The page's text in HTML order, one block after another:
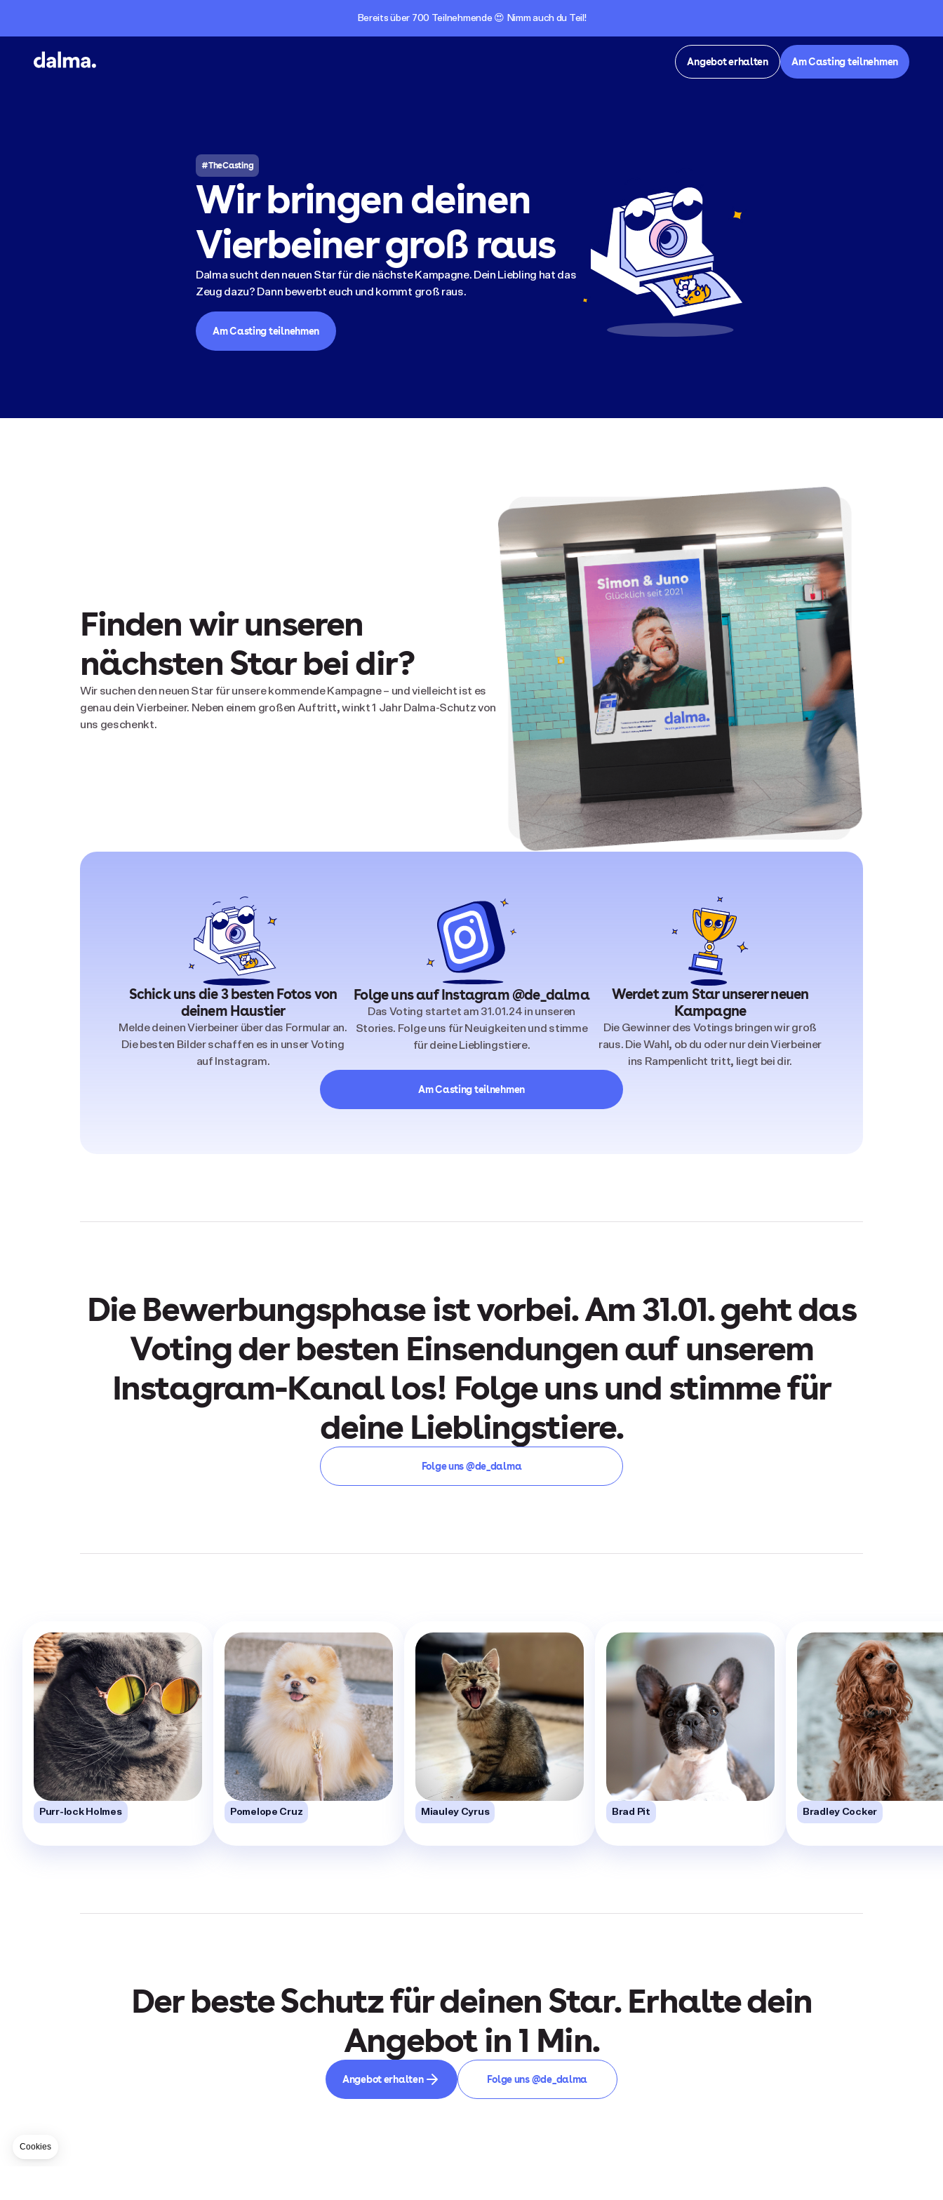
Bereits über 700 Teilnehmende 😍 Nimm auch du Teil!
Angebot erhalten Am Casting teilnehmen
#TheCasting
Wir bringen deinen
Vierbeiner groß raus
Dalma sucht den neuen Star für die nächste Kampagne. Dein Liebling hat das
Zeug dazu? Dann bewerbt euch und kommt groß raus.
Am Casting teilnehmen
Finden wir unseren
nächsten Star bei dir?
Wir suchen den neuen Star für unsere kommende Kampagne – und vielleicht ist es
genau dein Vierbeiner. Neben einem großen Auftritt, winkt 1 Jahr Dalma-Schutz von
uns geschenkt.
Schick uns die 3 besten Fotos von
deinem Haustier
Melde deinen Vierbeiner über das Formular an.
Die besten Bilder schaffen es in unser Voting
auf Instagram.
Folge uns auf Instagram @de_dalma
Das Voting startet am 31.01.24 in unseren
Stories. Folge uns für Neuigkeiten und stimme
für deine Lieblingstiere.
Werdet zum Star unserer neuen
Kampagne
Die Gewinner des Votings bringen wir groß
raus. Die Wahl, ob du oder nur dein Vierbeiner
ins Rampenlicht tritt, liegt bei dir.
Am Casting teilnehmen
Die Bewerbungsphase ist vorbei. Am 31.01. geht das
Voting der besten Einsendungen auf unserem
Instagram-Kanal los! Folge uns und stimme für
deine Lieblingstiere.
Folge uns @de_dalma
Purr-lock Holmes Pomelope Cruz Miauley Cyrus Brad Pit Bradley Cocker
Der beste Schutz für deinen Star. Erhalte dein
Angebot in 1 Min.
Angebot erhalten Folge uns @de_dalma